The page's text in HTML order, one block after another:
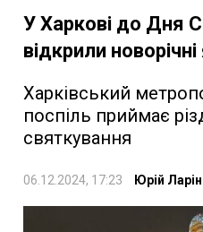
У Харкові до Дня
відкрили
Харківський
поспіль приймає
святкування
06.12.2024, 17:23 Юрій Ларін